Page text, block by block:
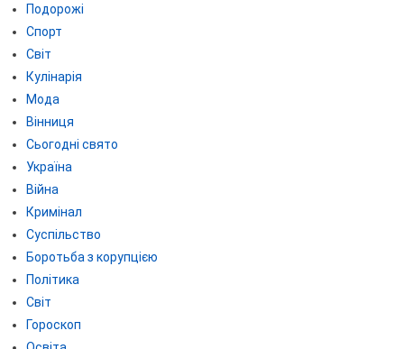
Подорожі
Спорт
Світ
Кулінарія
Мода
Вінниця
Сьогодні свято
Україна
Війна
Кримінал
Суспільство
Боротьба з корупцією
Політика
Світ
Гороскоп